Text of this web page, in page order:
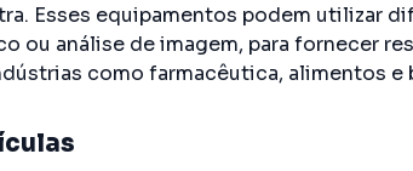
Esses equipamentos podem utilizar
ou análise de imagem, para fornecer
como farmacêutica, alimentos e